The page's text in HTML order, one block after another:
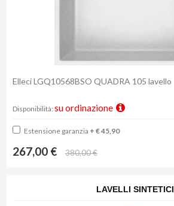
Elleci LGQ10568BSO QUADRA 105 lavello
Disponibilità: su ordinazione
Estensione garanzia + € 45,90
267,00 € 380,00 €
LAVELLI SINTETICI